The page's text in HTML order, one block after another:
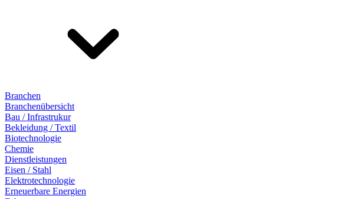
Branchen
Branchenübersicht
Bau / Infrastrukur
Bekleidung / Textil
Biotechnologie
Chemie
Dienstleistungen
Eisen / Stahl
Elektrotechnologie
Erneuerbare Energien